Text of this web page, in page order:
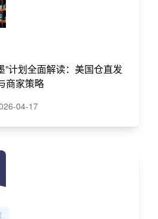
”计划全面解读：美国仓直发
商家策略
04-17